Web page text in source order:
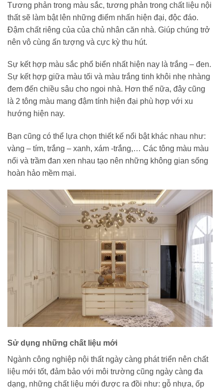
Tương phản trong màu sắc, tương phản trong chất liệu nội
thất sẽ làm bật lên những điểm nhấn hiện đại, độc đáo.
Đậm chất riêng của của chủ nhân căn nhà. Giúp chúng trở
nên vô cùng ấn tượng và cực kỳ thu hút.
Sự kết hợp màu sắc phổ biển nhất hiện nay là trắng – đen.
Sự kết hợp giữa màu tối và màu trắng tinh khôi nhẹ nhàng
đem đến chiều sâu cho ngoi nhà. Hơn thế nữa, đây cũng
là 2 tông màu mang đậm tính hiện đại phù hợp với xu
hướng hiện nay.
Bạn cũng có thể lựa chọn thiết kế nổi bật khác nhau như:
vàng – tím, trắng – xanh, xám -trắng,… Các tông màu màu
nổi và trầm đan xen nhau tạo nên những không gian sống
hoàn hảo mềm mại.
Sử dụng những chất liệu mới
Ngành công nghiệp nội thất ngày càng phát triển nên chất
liệu mới tốt, đảm bảo với môi trường cũng ngày càng đa
dạng, những chất liệu mới được ra đồi như: gỗ nhựa, ốp